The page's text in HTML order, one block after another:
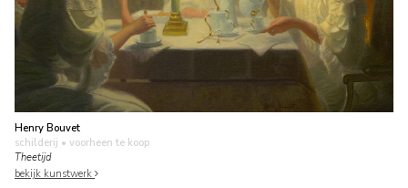
Henry Bouvet
schilderij • voorheen te koop
Theetijd
bekijk kunstwerk